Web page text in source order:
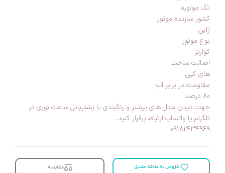
تک موتوره
کشور سازنده موتور
ژاپن
نوع موتور
کوارتز
اصالت ساخت
های کپی
مقاومت در برابر آب
80 درصد
جهت دیدن مدل های بیشتر و رنگبندی با پشتیبانی ساعت نوری در
تلگرام یا واتساپ ارتباط برقرار کنید .
09181434969
افزودن به علاقه مندی مقایسه